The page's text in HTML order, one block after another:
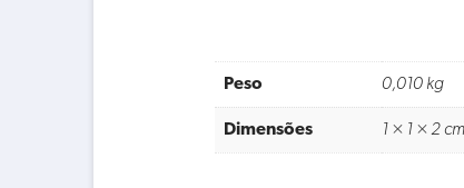
Peso 0,010 kg
Dimensões 1 × 1 × 2 cm